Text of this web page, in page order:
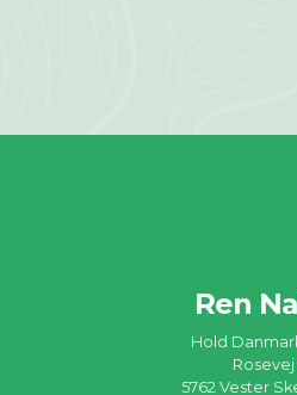
Ren
Hold
Rosevej
5762 Vester